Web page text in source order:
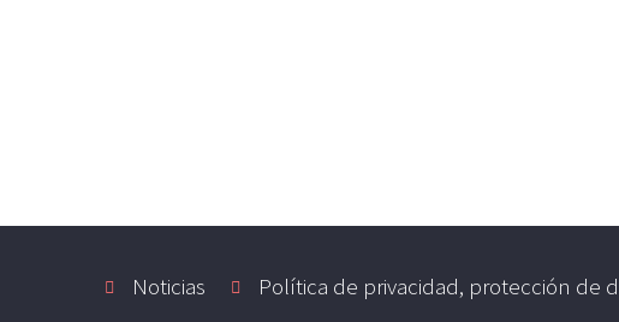
Noticias Política de privacidad, protección de